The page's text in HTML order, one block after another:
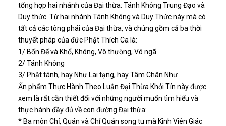
tổng hợp hai nhánh của Đại thừa: Tánh Không Trung Đạo và
Duy thức. Từ hai nhánh Tánh Không và Duy Thức này mà có
tất cả các tông phái của Đại thừa, và chúng gồm cả ba thời
thuyết pháp của đức Phật Thích Ca là:
1/ Bốn Đế và Khổ, Không, Vô thường, Vô ngã
2/ Tánh Không
3/ Phật tánh, hay Như Lai tạng, hay Tâm Chân Như
Ấn phẩm Thực Hành Theo Luận Đại Thừa Khởi Tín này được
xem là rất cần thiết đối với những người muốn tìm hiểu và
thực hành đầy đủ về con đường Đại thừa:
* Ba môn Chỉ, Quán và Chỉ Quán song tu mà Kinh Viên Giác